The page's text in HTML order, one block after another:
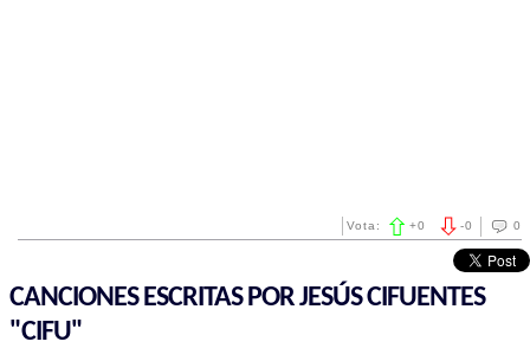
0
-0
Vota: +0
CANCIONES ESCRITAS POR JESÚS CIFUENTES
"CIFU"